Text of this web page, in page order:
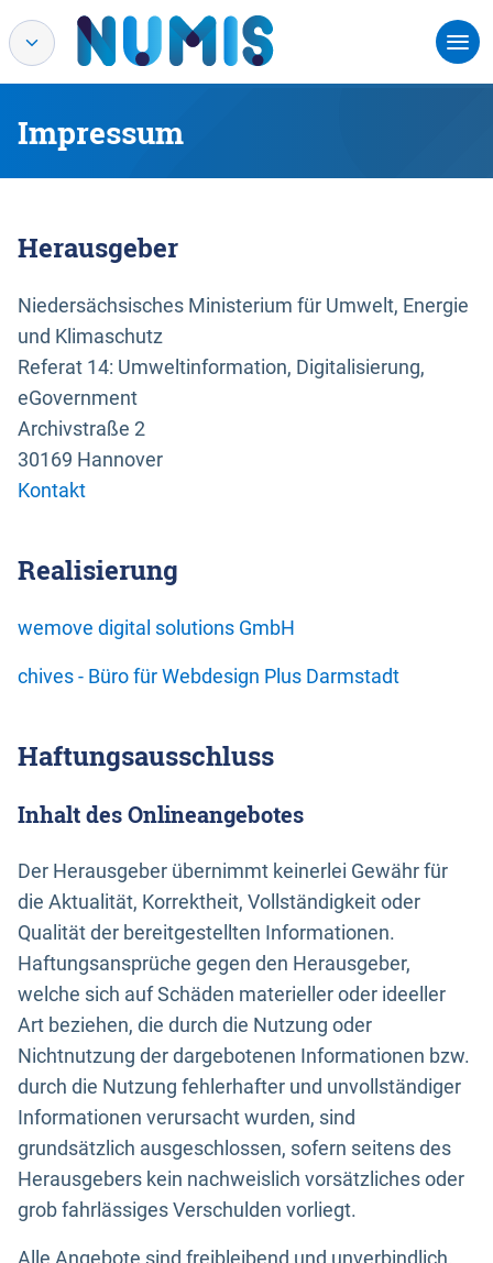
Impressum
Herausgeber
Niedersächsisches Ministerium für Umwelt, Energie
und Klimaschutz
Referat 14: Umweltinformation, Digitalisierung,
eGovernment
Archivstraße 2
30169 Hannover
Kontakt
Realisierung
wemove digital solutions GmbH
chives - Büro für Webdesign Plus Darmstadt
Haftungsausschluss
Inhalt des Onlineangebotes
Der Herausgeber übernimmt keinerlei Gewähr für
die Aktualität, Korrektheit, Vollständigkeit oder
Qualität der bereitgestellten Informationen.
Haftungsansprüche gegen den Herausgeber,
welche sich auf Schäden materieller oder ideeller
Art beziehen, die durch die Nutzung oder
Nichtnutzung der dargebotenen Informationen bzw.
durch die Nutzung fehlerhafter und unvollständiger
Informationen verursacht wurden, sind
grundsätzlich ausgeschlossen, sofern seitens des
Herausgebers kein nachweislich vorsätzliches oder
grob fahrlässiges Verschulden vorliegt.
Alle Angebote sind freibleibend und unverbindlich.